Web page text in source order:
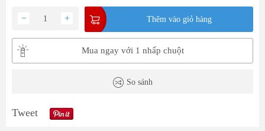
+
− Thêm vào giỏ hàng
Mua ngay với 1 nhấp chuột
So sánh
Tweet